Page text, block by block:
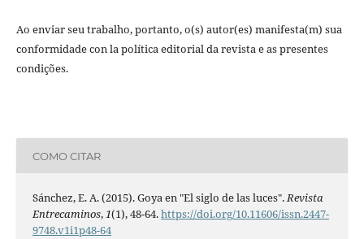
Ao enviar seu trabalho, portanto, o(s) autor(es) manifesta(m) sua
conformidade con la política editorial da revista e as presentes
condições.
COMO CITAR
Sánchez, E. A. (2015). Goya en "El siglo de las luces".Revista
Entrecaminos,1(1), 48-64.https://doi.org/10.11606/issn.2447-
9748.v1i1p48-64